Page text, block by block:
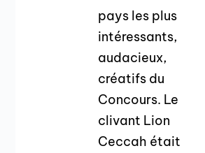
pays les plus
intéressants,
audacieux,
créatifs du
Concours. Le
clivant Lion
Ceccah était